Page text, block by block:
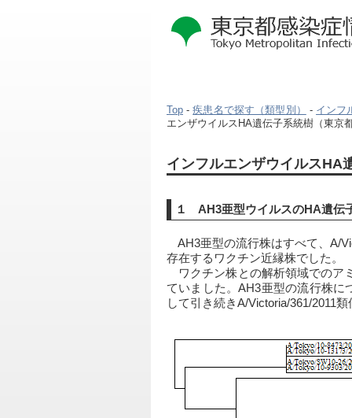
Top -疾患名で探す（類型別） - インフ
エンザウイルスHA遺伝子系統樹（東
インフルエンザウイルス
１ AH3亜型ウイルスのHA遺伝
AH3亜型の流行株はすべて、A/
存在するワクチン近縁株でした。
ワクチン株との解析領域でのア
ていました。AH3亜型の流行株に
して引き続きA/Victoria/361/2011